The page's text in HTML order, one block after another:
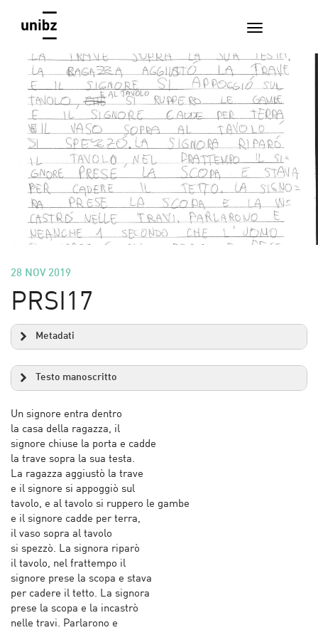
28 NOV 2019
PRSI17
Metadati
Testo manoscritto
Un signore entra dentro
la casa della ragazza, il
signore chiuse la porta e cadde
la trave sopra la sua testa.
La ragazza aggiustò la trave
e il signore si appoggiò sul
tavolo, e al tavolo si ruppero le gambe
e il signore cadde per terra,
il vaso sopra al tavolo
si spezzò. La signora riparò
il tavolo, nel frattempo il
signore prese la scopa e stava
per cadere il tetto. La signora
prese la scopa e la incastrò
nelle travi. Parlarono e